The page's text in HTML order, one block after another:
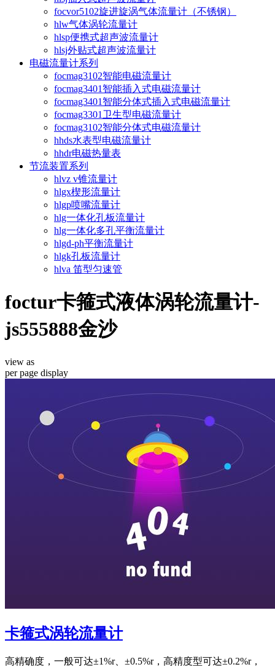
focvor5102旋进旋涡气体流量计（不锈钢）
hlw气体涡轮流量计
hlsp便携式超声波流量计
hlsj外贴式超声波流量计
电磁流量计系列
focmag3102智能电磁流量计
focmag3401智能插入式电磁流量计
focmag3401智能分体式插入式电磁流量计
focmag3301卫生型电磁流量计
focmag3102智能分体式电磁流量计
hhds水表型电磁流量计
hhdr电磁热量表
节流装置系列
hlvz v锥流量计
hlgx楔形流量计
hlgp喷嘴流量计
hlg一体化孔板流量计
hlg一体化多孔平衡流量计
hlgd-ph平衡流量计
hlgk孔板流量计
hlva 笛型匀速管
foctur卡箍式液体涡轮流量计-
js555888金沙
view as
per page display
卡箍式涡轮流量计
高精确度，一般可达±1%r、±0.5%r，高精度型可达±0.2%r，